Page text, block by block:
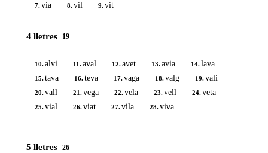
7.via 8.vil 9.vit
4 lletres 19
10.alvi 11.aval 12.avet 13.avia 14.lava
15.tava 16.teva 17.vaga 18.valg 19.vali
20.vall 21.vega 22.vela 23.vell 24.veta
25.vial 26.viat 27.vila 28.viva
5 lletres 26